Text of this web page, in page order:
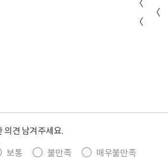
〈
〈
〈
의견 남겨주세요.
보통 불만족
매우불만족